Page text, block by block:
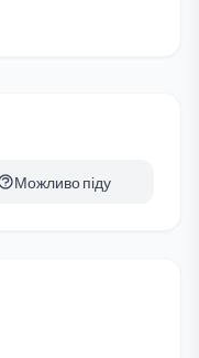
Можливо піду